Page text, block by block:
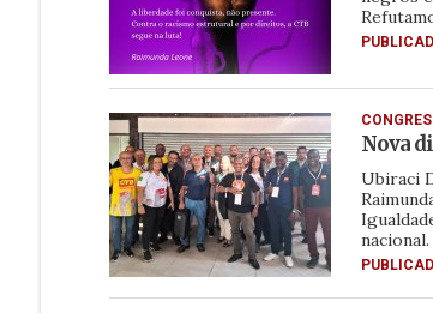
Nova
Ubiraci
nacional.